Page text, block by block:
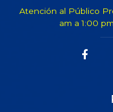
Atención al Público
am a 1:00